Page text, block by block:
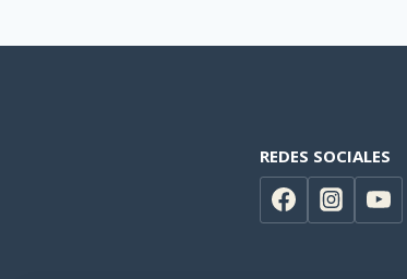
REDES SOCIALES